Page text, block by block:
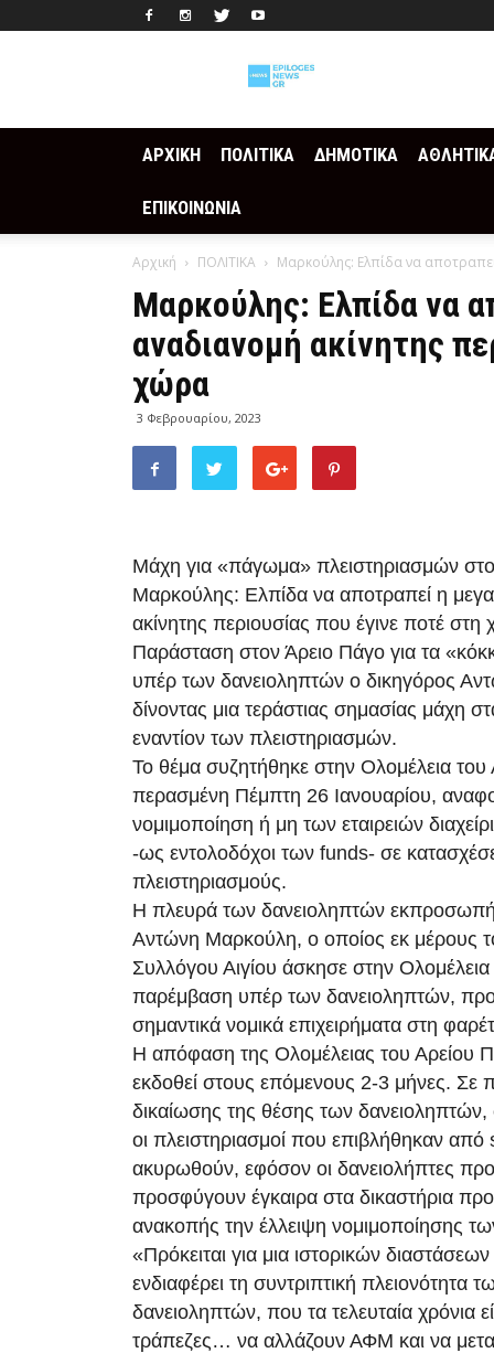
ΑΡΧΙΚΗ ΠΟΛΙΤΙΚΑ ΔΗΜΟΤΙΚΑ
ΕΠΙΚΟΙΝΩΝΙΑ
Αρχική ΠΟΛΙΤΙΚΑ Μαρκούλης: Ελπίδα να
Μαρκούλης: Ελπίδα να
αναδιανομή ακίνητης
χώρα
3 Φεβρουαρίου, 2023
Μάχη για «πάγωμα» πλειστηριασμών
Μαρκούλης: Ελπίδα να αποτραπεί η
ακίνητης περιουσίας που έγινε ποτέ στη
Παράσταση στον Άρειο Πάγο για τα
υπέρ των δανειοληπτών ο δικηγόρος
δίνοντας μια τεράστιας σημασίας μάχη
εναντίον των πλειστηριασμών.
Το θέμα συζητήθηκε στην Ολομέλεια
περασμένη Πέμπτη 26 Ιανουαρίου,
νομιμοποίηση ή μη των εταιρειών
-ως εντολοδόχοι των funds- σε
πλειστηριασμούς.
Η πλευρά των δανειοληπτών
Αντώνη Μαρκούλη, ο οποίος εκ μέρους
Συλλόγου Αιγίου άσκησε στην Ολομέλεια
παρέμβαση υπέρ των δανειοληπτών,
σημαντικά νομικά επιχειρήματα στη
Η απόφαση της Ολομέλειας του Αρείου
εκδοθεί στους επόμενους 2-3 μήνες. Σε
δικαίωσης της θέσης των δανειοληπτών,
οι πλειστηριασμοί που επιβλήθηκαν
ακυρωθούν, εφόσον οι δανειολήπτες
προσφύγουν έγκαιρα στα δικαστήρια
ανακοπής την έλλειψη νομιμοποίησης
«Πρόκειται για μια ιστορικών
ενδιαφέρει τη συντριπτική πλειονότητα
δανειοληπτών, που τα τελευταία χρόνια
τράπεζες… να αλλάζουν ΑΦΜ και να